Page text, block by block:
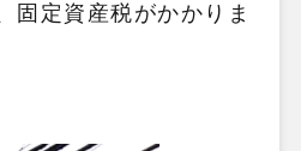
固定資産税がかかりま